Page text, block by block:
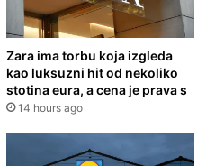
Zara ima torbu koja izgleda
kao luksuzni hit od nekoliko
stotina eura, a cena je prava s
14 hours ago